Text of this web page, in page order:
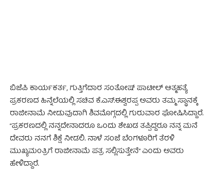
ಬಿಜೆಪಿ ಕಾರ್ಯಕರ್ತ, ಗುತ್ತಿಗೆದಾರ ಸಂತೋಷ್‌‌ ಪಾಟೀಲ್‌‌ ಆತ್ಮಹತ್ಯೆ
ಪ್ರಕರಣದ ಹಿನ್ನೆಲೆಯಲ್ಲಿ ಸಚಿವ ಕೆ.ಎಸ್.ಈಶ್ವರಪ್ಪ ಅವರು ತಮ್ಮ ಸ್ಥಾನಕ್ಕೆ
ರಾಜೀನಾಮೆ ನೀಡುವುದಾಗಿ ಶಿವಮೊಗ್ಗದಲ್ಲಿ ಗುರುವಾರ ಘೋಷಿಸಿದ್ದಾರೆ.
“ಪ್ರಕರಣದಲ್ಲಿ ನನ್ನದೇನಾದರೂ ಒಂದು ಶೇಖಡ ತಪ್ಪಿದ್ದರೂ ನನ್ನ ಮನೆ
ದೇವರು ನನಗೆ ಶಿಕ್ಷೆ ನೀಡಲಿ. ನಾಳೆ ಸಂಜೆ ಬೆಂಗಳೂರಿಗೆ ತೆರಳಿ
ಮುಖ್ಯಮಂತ್ರಿಗೆ ರಾಜೀನಾಮೆ ಪತ್ರ ಸಲ್ಲಿಸುತ್ತೇನೆ” ಎಂದು ಅವರು
ಹೇಳಿದ್ದಾರೆ.